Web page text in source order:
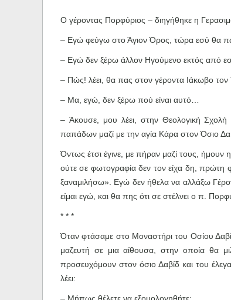
Ο γέροντας Πορφύριος – διηγήθηκε η
– Εγώ φεύγω στο Άγιον Όρος, τώρα εσύ θα
– Εγώ δεν ξέρω άλλον Ηγούμενο εκτός από
– Πώς! λέει, θα πας στον γέροντα Ιάκωβο τον
– Μα, εγώ, δεν ξέρω πού είναι αυτό…
– Άκουσε, μου λέει, στην Θεολογική
παπάδων μαζί με την αγία Κάρα στον Όσιο
Όντως έτσι έγινε, με πήραν μαζί τους,
ούτε σε φωτογραφία δεν τον είχα δη,
ξαναμιλήσω». Εγώ δεν ήθελα να αλλάξω
είμαι εγώ, και θα πης ότι σε στέλνει ο π.
* * *
Όταν φτάσαμε στο Μοναστήρι του Οσίου
μαζευτή σε μια αίθουσα, στην οποία θα
προσευχόμουν στον όσιο Δαβίδ και του
λέει: